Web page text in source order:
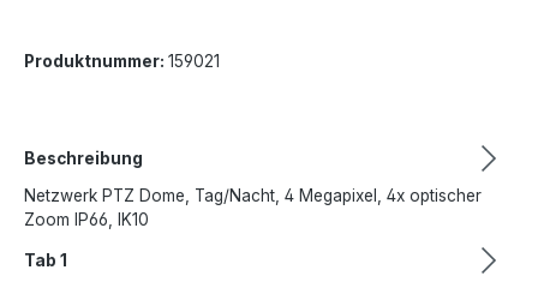
Produktnummer: 159021
Beschreibung
Netzwerk PTZ Dome, Tag/Nacht, 4 Megapixel, 4x optischer
Zoom IP66, IK10
Tab 1